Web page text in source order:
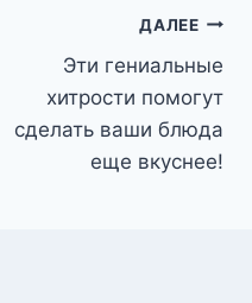
ДАЛЕЕ
Эти гениальные
хитрости помогут
сделать ваши блюда
еще вкуснее!